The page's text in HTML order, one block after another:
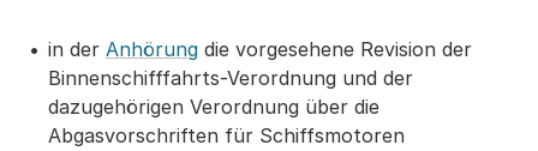
in der Anhörung die vorgesehene Revision der
Binnenschifffahrts-Verordnung und der
dazugehörigen Verordnung über die
Abgasvorschriften für Schiffsmotoren